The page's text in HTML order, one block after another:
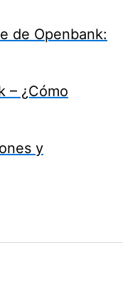
de Openbank:
– ¿Cómo
y